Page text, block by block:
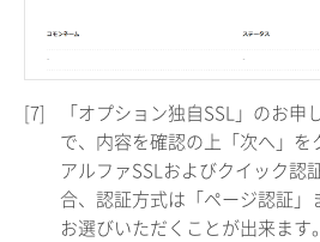
[7]
「オプション独自SSL」のお
で、内容を確認の上「次へ」を
アルファSSLおよびクイック認
合、認証方式は「ページ認証」
お選びいただくことが出来ます。